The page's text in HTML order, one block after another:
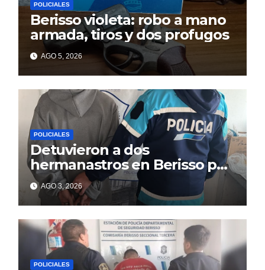
POLICIALES
Berisso violeta: robo a mano
armada, tiros y dos profugos
AGO 5, 2026
POLICIALES
Detuvieron a dos
hermanastros en Berisso por
matar a puñaladas a un
tatuador
AGO 3, 2026
POLICIALES